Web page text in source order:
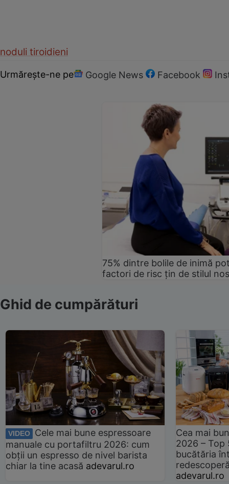
noduli tiroidieni
Urmărește-ne pe Google News Facebook
75% dintre bolile de inimă
factori de risc țin de stilul
Ghid de cumpărături
VIDEO
Cele mai bune espressoare
manuale cu portafiltru 2026: cum
obții un espresso de nivel barista
chiar la tine acasă adevarul.ro
Cea mai
2026 –
bucătăria
adevarul.ro